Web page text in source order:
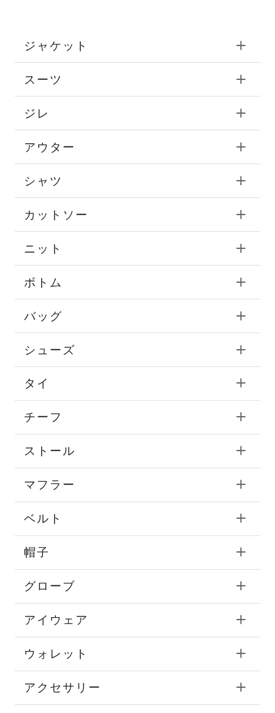
ジャケット
スーツ
ジレ
アウター
シャツ
カットソー
ニット
ボトム
バッグ
シューズ
タイ
チーフ
ストール
マフラー
ベルト
帽子
グローブ
アイウェア
ウォレット
アクセサリー